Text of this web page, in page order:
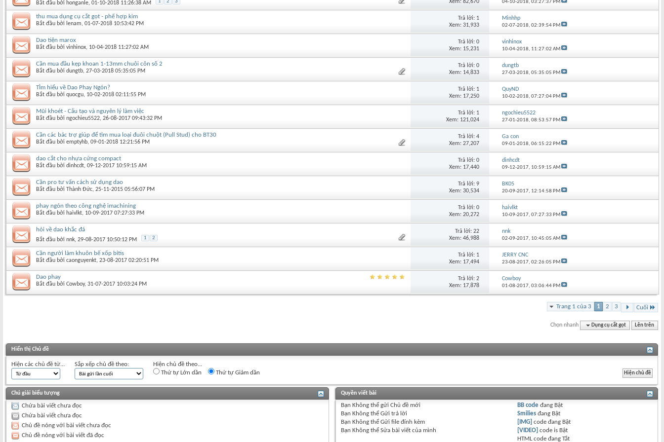
Bắt đầu bởi honganle‎, 01-10-2018 11:26:38 AM 1 2 3 Xem: 82,670 04-10-2018,03:27:37 PM
thu mua dụng cụ cắt gọt - phế hợp kim
Bắt đầu bởi lenam‎, 01-07-2018 10:53:42 PM
Trả lời: 1
Xem: 31,933
Minhhp
02-07-2018,02:39:54 PM
Dao tiện marox
Bắt đầu bởi vinhinox‎, 10-04-2018 11:27:02 AM
Trả lời: 0
Xem: 15,231
vinhinox
10-04-2018, 11:27:02 AM
Cần mua đầu kẹp khoan 1-13mm chuôi côn số 2
Bắt đầu bởi dungtb‎, 27-03-2018 05:35:05 PM
Trả lời: 0
Xem: 14,833
dungtb
27-03-2018,05:35:05 PM
TÌm hiểu về Dao Phay Ngón?
Bắt đầu bởi quocgu‎, 10-02-2018 02:11:55 PM
Trả lời: 1
Xem: 17,250
QuyND
10-02-2018,07:27:04 PM
Mũi khoét - Cấu tạo và nguyên lý làm việc
Bắt đầu bởi ngochieu5522‎, 26-08-2017 09:43:32 PM
Trả lời: 1
Xem: 121,024
ngochieu5522
27-01-2018,08:53:57 PM
Cần các bác trợ giúp để tìm mua loại đuôi chuột (Pull Stud) cho BT30
Bắt đầu bởi emptyhb‎, 09-01-2018 12:21:56 PM
Trả lời: 4
Xem: 27,207
Ga con
09-01-2018,06:15:22 PM
dao cắt cho nhựa cứng compact
Bắt đầu bởi dinhcdt‎, 09-12-2017 10:59:15 AM
Trả lời: 0
Xem: 17,440
dinhcdt
09-12-2017, 10:59:15 AM
Cần pro tư vấn cách sử dụng dao
Bắt đầu bởi Thành Đức‎, 25-11-2015 05:56:07 PM
Trả lời: 9
Xem: 30,534
BK05
20-09-2017, 12:14:58 PM
phay ngón theo công nghệ imachining
Bắt đầu bởi haivlkt‎, 10-09-2017 07:27:33 PM
Trả lời: 0
Xem: 20,272
haivlkt
10-09-2017,07:27:33 PM
hỏi về dao khắc đá
Bắt đầu bởi nnk‎, 29-08-2017 10:50:12 PM 1 2
Trả lời: 22
Xem: 46,988
nnk
02-09-2017, 10:45:05 AM
Cần người làm khuôn bế xốp bitis
Bắt đầu bởi caonguyenkt‎, 23-08-2017 02:20:51 PM
Trả lời: 1
Xem: 17,494
JERRY CNC
23-08-2017,02:26:05 PM
Dao phay
Bắt đầu bởi Cowboy‎, 31-07-2017 10:03:24 PM
Trả lời: 2
Xem: 17,878
Cowboy
01-08-2017,03:06:44 PM
Trang 1 của 3 1 2 3 Cuối
Chọn nhanh Dụng cụ cắt gọt Lên trên
Hiển thị Chủ đề
Hiện các chủ đề từ... Sắp xếp chủ đề theo:
Hiện chủ đề theo...
Thứ tự Lớn dần
Thứ tự Giảm dần
Chú giải biểu tượng
Chứa bài viết chưa đọc
Chứa bài viết chưa đọc
Chủ đề nóng với bài viết chưa đọc
Chủ đề nóng với bài viết đã đọc
Quyền viết bài
Bạn Không thểgửi Chủ đề mới
Bạn Không thểGửi trả lời
Bạn Không thểGửi file đính kèm
Bạn Không thểSửa bài viết của mình
BB code đang Bật
Smilies đang Bật
[IMG] code đang Bật
[VIDEO] code is Bật
HTML code đangTắt